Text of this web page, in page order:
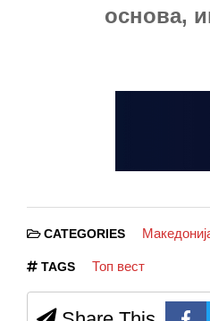
основа,
CATEGORIES
TAGS Топ вест